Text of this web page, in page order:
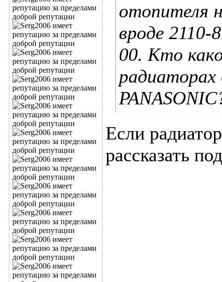
отопителя
вроде 2110-
00. Кто
радиаторах
Если
рассказать